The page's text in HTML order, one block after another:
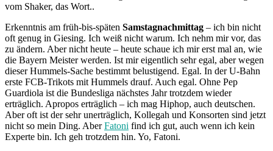
vom Shaker, das Wort..
Erkenntnis am früh-bis-späten Samstagnachmittag – ich bin nicht
oft genug in Giesing. Ich weiß nicht warum. Ich nehm mir vor, das
zu ändern. Aber nicht heute – heute schaue ich mir erst mal an, wie
die Bayern Meister werden. Ist mir eigentlich sehr egal, aber wegen
dieser Hummels-Sache bestimmt belustigend. Egal. In der U-Bahn
erste FCB-Trikots mit Hummels drauf. Auch egal. Ohne Pep
Guardiola ist die Bundesliga nächstes Jahr trotzdem wieder
erträglich. Apropos erträglich – ich mag Hiphop, auch deutschen.
Aber oft ist der sehr unerträglich, Kollegah und Konsorten sind jetzt
nicht so mein Ding. AberFatoni find ich gut, auch wenn ich kein
Experte bin. Ich geh trotzdem hin. Yo, Fatoni.